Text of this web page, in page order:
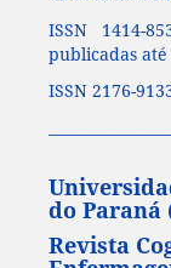
ISSN 1414-
publicadas até
ISSN 2176-
do Paraná
Revista